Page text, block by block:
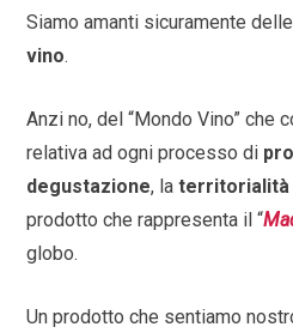
Siamo amanti sicuramente delle
vino.
Anzi no, del “Mondo Vino” che
relativa ad ogni processo di
degustazione, laterritorialità
prodotto che rappresenta il “
globo.
Un prodotto che sentiamo